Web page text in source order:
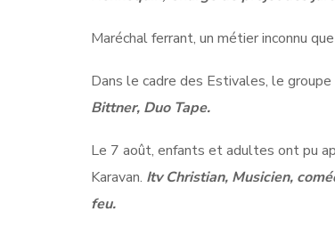
Maréchal ferrant, un métier inconnu
Dans le cadre des Estivales, le
Bittner, Duo Tape.
Le 7 août, enfants et adultes ont pu
Karavan. Itv Christian, Musicien,
feu.